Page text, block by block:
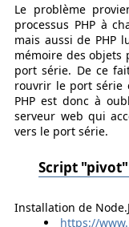
Le problème
processus PHP à
mais aussi de PHP
mémoire des objets
port série. De ce
rouvrir le port série
PHP est donc à
serveur web qui
vers le port série.
Script "pivot"
Installation de
https://